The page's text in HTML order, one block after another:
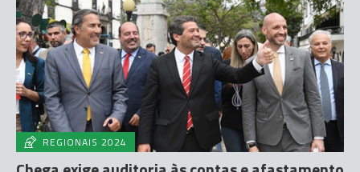
REGIONAIS 2024